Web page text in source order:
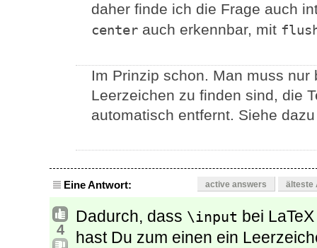
daher finde ich die Frage auch
center auch erkennbar, mit
Im Prinzip schon. Man muss
Leerzeichen zu finden sind, die
automatisch entfernt. Siehe
Eine Antwort: active answers älteste
4
Dadurch, dass \input bei
hast Du zum einen ein